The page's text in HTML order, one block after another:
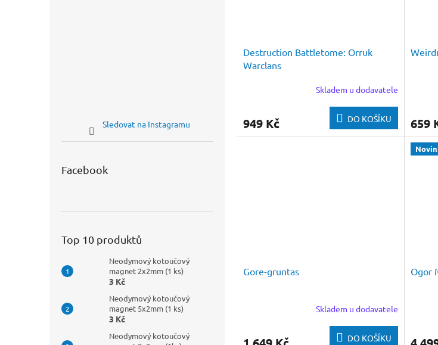
Sledovat na Instagramu
Facebook
Top 10 produktů
Neodymový kotoučový
magnet 2x2mm (1 ks)
3 Kč
Neodymový kotoučový
magnet 5x2mm (1 ks)
3 Kč
Neodymový kotoučový
Destruction Battletome: Orruk
Warclans
Skladem u dodavatele
949 Kč DO KOŠÍKU 659
Gore-gruntas
Skladem u dodavatele
DO KOŠÍKU
Ogor